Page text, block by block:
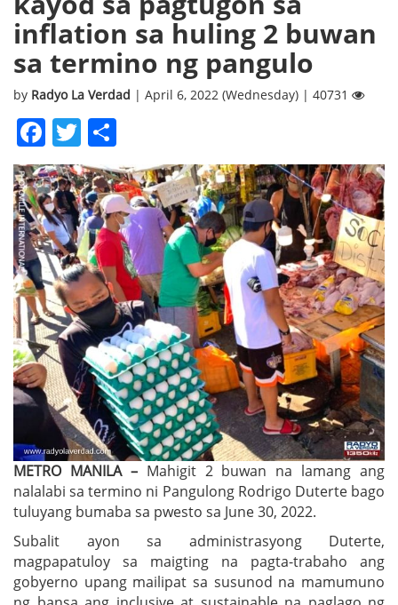
inflation sa huling 2 buwan
sa termino ng pangulo
by Radyo La Verdad | April 6, 2022 (Wednesday) | 40731
Facebook
Twitter
METRO MANILA – Mahigit 2 buwan na lamang ang
nalalabi sa termino ni Pangulong Rodrigo Duterte bago
tuluyang bumaba sa pwesto sa June 30, 2022.
Subalit ayon sa administrasyong Duterte,
magpapatuloy sa maigting na pagta-trabaho ang
gobyerno upang mailipat sa susunod na mamumuno